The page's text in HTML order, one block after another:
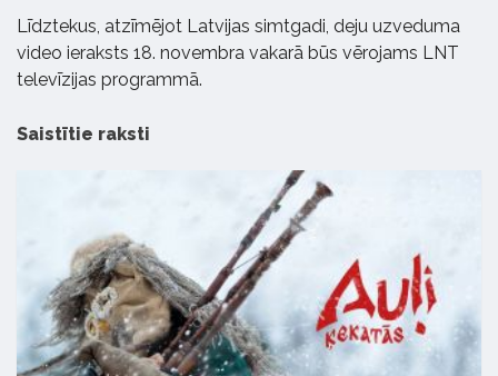
Līdztekus, atzīmējot Latvijas simtgadi, deju uzveduma
video ieraksts 18. novembra vakarā būs vērojams LNT
televīzijas programmā.
Saistītie raksti